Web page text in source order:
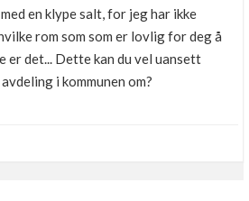
en klype salt, for jeg har ikke
rom som som er lovlig for deg å
er det... Dette kan du vel uansett
i kommunen om?